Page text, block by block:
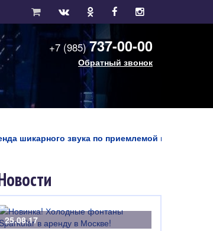
+7 (985)737-00-00
Обратный звонок
шикарного звука по приемлемой цене!
25.08.17